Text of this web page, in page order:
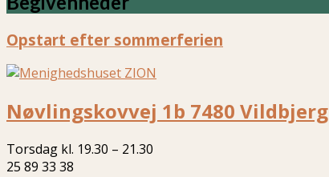
Opstart efter sommerferien
Nøvlingskovvej 1b 7480 Vildbjerg
Torsdag kl. 19.30 – 21.30
25 89 33 38